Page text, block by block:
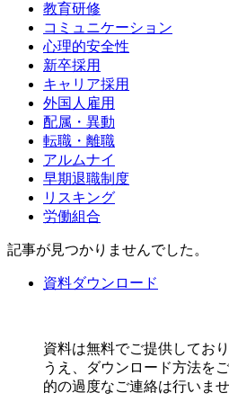
教育研修
コミュニケーション
心理的安全性
新卒採用
キャリア採用
外国人雇用
配属・異動
転職・離職
アルムナイ
早期退職制度
リスキング
労働組合
記事が見つかりませんでした。
資料ダウンロード
資料は無料でご提供してお
うえ、ダウンロード方法を
的の過度なご連絡は行いませ